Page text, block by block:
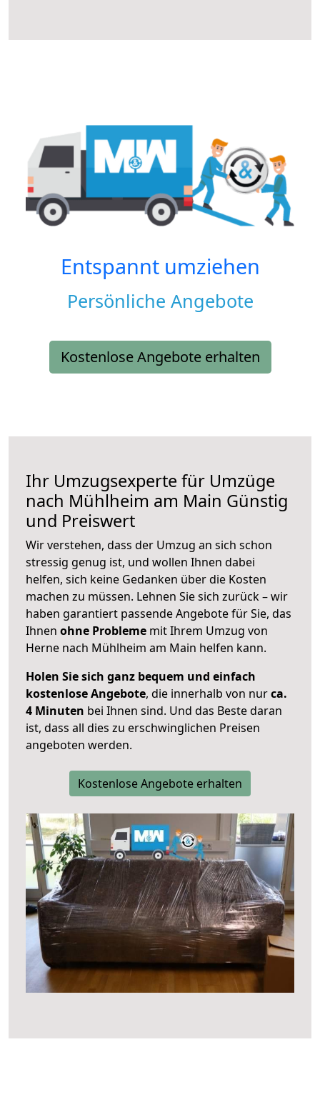
Entspannt umziehen
Persönliche Angebote
Kostenlose Angebote erhalten
Ihr Umzugsexperte für Umzüge
nach Mühlheim am Main Günstig
und Preiswert
Wir verstehen, dass der Umzug an sich schon
stressig genug ist, und wollen Ihnen dabei
helfen, sich keine Gedanken über die Kosten
machen zu müssen. Lehnen Sie sich zurück – wir
haben garantiert passende Angebote für Sie, das
Ihnen ohne Probleme mit Ihrem Umzug von
Herne nach Mühlheim am Main helfen kann.
Holen Sie sich ganz bequem und einfach
kostenlose Angebote, die innerhalb von nurca.
4 Minuten bei Ihnen sind. Und das Beste daran
ist, dass all dies zu erschwinglichen Preisen
angeboten werden.
Kostenlose Angebote erhalten